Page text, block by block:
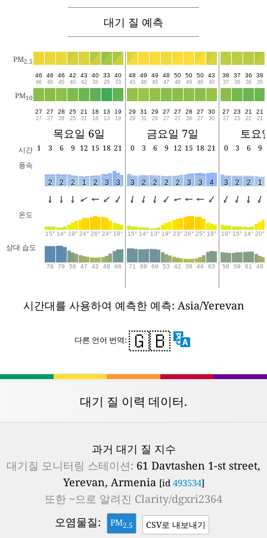
대기 질 예측
PM2.5
46
46
46
46
46
45
42
40
43
42
40
35
33
29
40
33
48
43
49
48
49
48
48
47
50
48
50
49
50
46
43
40
38
37
37
36
36
36
38
35
PM10
27
27
27
27
28
28
25
25
21
21
18
18
13
13
19
19
29
29
31
31
29
29
27
27
27
27
28
28
27
27
30
30
27
27
23
23
21
21
21
21
목요일 6일 금요일 7일 토요
시간 1 3 6 9 12 15 18 21 0 3 6 9 12 15 18 21 0 3 6
9
풍속
2 2 2 1 2 3 3 3 2 2 2 2 3 3 4 3 2 2 1
온도
15° 14° 19° 24° 26° 24° 18° 15° 14° 13° 19° 23° 26° 25° 18° 16° 15° 14° 20°
상대 습도
78 79 58 47 42 48 68 71 68 69 53 42 38 44 63 58 59 61 48
시간대를 사용하여 예측한 예측: Asia/Yerevan
다른 언어 번역: 🇬🇧
대기 질 이력 데이터.
과거 대기 질 지수
대기질 모니터링 스테이션: 61 Davtashen 1-st street,
Yerevan, Armenia [id 493534]
또한 ~으로 알려진 Clarity/dgxri2364
오염물질:
PM2.5 CSV로 내보내기